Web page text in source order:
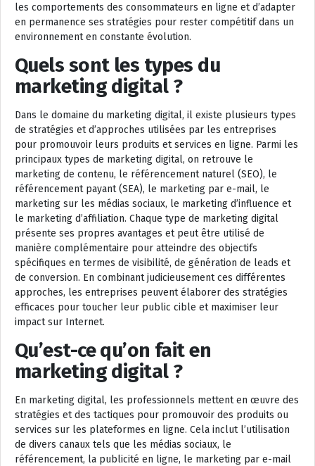
les comportements des consommateurs en ligne et d’adapter
en permanence ses stratégies pour rester compétitif dans un
environnement en constante évolution.
Quels sont les types du
marketing digital ?
Dans le domaine du marketing digital, il existe plusieurs types
de stratégies et d’approches utilisées par les entreprises
pour promouvoir leurs produits et services en ligne. Parmi les
principaux types de marketing digital, on retrouve le
marketing de contenu, le référencement naturel (SEO), le
référencement payant (SEA), le marketing par e-mail, le
marketing sur les médias sociaux, le marketing d’influence et
le marketing d’affiliation. Chaque type de marketing digital
présente ses propres avantages et peut être utilisé de
manière complémentaire pour atteindre des objectifs
spécifiques en termes de visibilité, de génération de leads et
de conversion. En combinant judicieusement ces différentes
approches, les entreprises peuvent élaborer des stratégies
efficaces pour toucher leur public cible et maximiser leur
impact sur Internet.
Qu’est-ce qu’on fait en
marketing digital ?
En marketing digital, les professionnels mettent en œuvre des
stratégies et des tactiques pour promouvoir des produits ou
services sur les plateformes en ligne. Cela inclut l’utilisation
de divers canaux tels que les médias sociaux, le
référencement, la publicité en ligne, le marketing par e-mail